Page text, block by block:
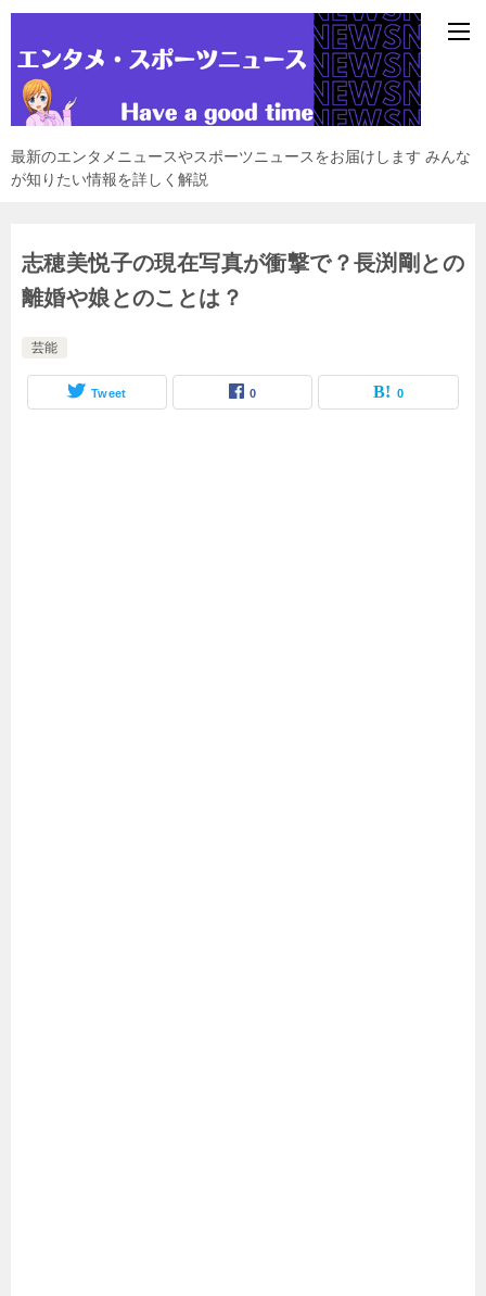
最新のエンタメニュースやスポーツニュースをお届けします みんな
が知りたい情報を詳しく解説
志穂美悦子の現在写真が衝撃で？長渕剛との
離婚や娘とのことは？
芸能
Tweet 0 0